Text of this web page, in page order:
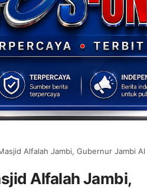
Gubernur Jambi Al Haris Berikan Tali Asih di RS
Alfalah Jambi,